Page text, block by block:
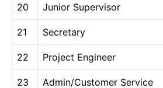
20 Junior Supervisor
21 Secretary
22 Project Engineer
23 Admin/Customer Service